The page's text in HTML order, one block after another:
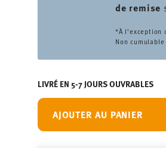
de remise
*À l’exception
Non
LIVRÉ EN 5-7 JOURS OUVRABLES
AJOUTER AU PANIER